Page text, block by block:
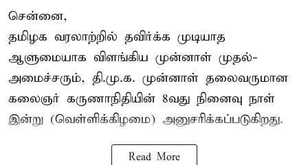
சென்னை,
தமிழக வரலாற்றில் தவிர்க்க முடியாத
ஆளுமையாக விளங்கிய முன்னாள் முதல்-
அமைச்சரும், தி.மு.க. முன்னாள் தலைவருமான
கலைஞர் கருணாநிதியின் 8வது நினைவு நாள்
இன்று (வெள்ளிக்கிழமை) அனுசரிக்கப்படுகிறது.
Read More